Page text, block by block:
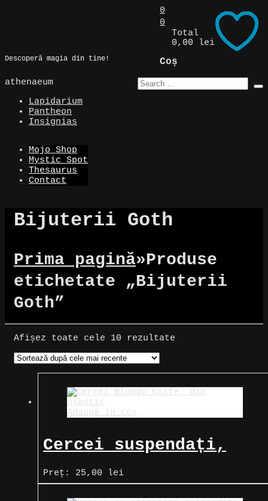
Descoperă magia din tine!
0
0
Total
0,00 lei
Coș
athenaeum
Lapidarium
Pantheon
Insignias
Mojo Shop
Mystic Spot
Thesaurus
Contact
Bijuterii Goth
Prima pagină»Produse
etichetate „Bijuterii
Goth”
Afișez toate cele 10 rezultate
Adaugă în coș
Cercei suspendați,
Bloody Knife
Preț: 25,00 lei